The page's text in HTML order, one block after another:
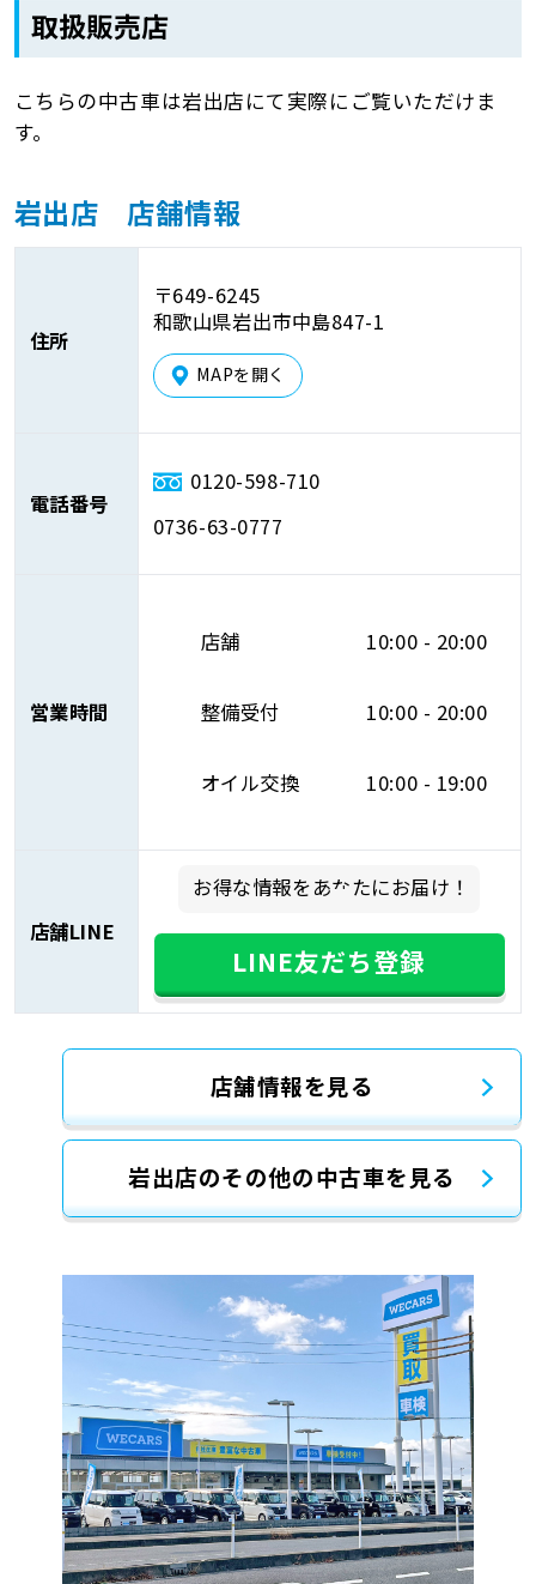
取扱販売店
こちらの中古車は岩出店にて実際にご覧いただけま
す。
岩出店 店舗情報
住所
〒649-6245
和歌山県岩出市中島847-1
MAPを開く
電話番号
0120-598-710
0736-63-0777
営業時間
店舗 10:00 - 20:00
整備受付 10:00 - 20:00
オイル交換 10:00 - 19:00
店舗LINE
お得な情報をあなたにお届け！
LINE友だち登録
店舗情報を見る
岩出店のその他の中古車を見る